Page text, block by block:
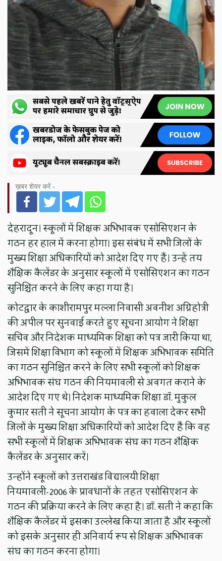
ख़बर शेयर करें -
देहरादून। स्कूलों में शिक्षक अभिभावक एसोसिएशन के
गठन हर हाल में करना होगा। इस संबंध में सभी जिलों के
मुख्य शिक्षा अधिकारियों को आदेश दिए गए हैं। उन्हें तय
शैक्षिक कैलेंडर के अनुसार स्कूलों में एसोसिएशन का गठन
सुनिश्चित करने के लिए कहा गया है।
कोटद्वार के काशीरामपुर मल्ला निवासी अवनीश अग्निहोत्री
की अपील पर सुनवाई करते हुए सूचना आयोग ने शिक्षा
सचिव और निदेशक माध्यमिक शिक्षा को पत्र जारी किया था,
जिसमें शिक्षा विभाग को स्कूलों में शिक्षक अभिभावक समिति
का गठन सुनिश्चित करने के लिए सभी स्कूलों को शिक्षक
अभिभावक संघ गठन की नियमावली से अवगत कराने के
आदेश दिए गए थे। निदेशक माध्यमिक शिक्षा डॉ. मुकुल
कुमार सती ने सूचना आयोग के पत्र का हवाला देकर सभी
जिलों के मुख्य शिक्षा अधिकारियों को आदेश दिए हैं कि वह
सभी स्कूलों में शिक्षक अभिभावक संघ का गठन शैक्षिक
कैलेंडर के अनुसार करें।
उन्होंने स्कूलों को उत्तराखंड विद्यालयी शिक्षा
नियमावली-2006 के प्रावधानों के तहत एसोसिएशन के
गठन की प्रक्रिया करने के लिए कहा है। डॉ. सती ने कहा कि
शैक्षिक कैलेंडर में इसका उल्लेख किया जाता है और स्कूलों
को इसके अनुसार ही अनिवार्य रूप से शिक्षक अभिभावक
संघ का गठन करना होगा।